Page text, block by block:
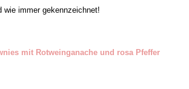
wie immer gekennzeichnet!
mit Rotweinganache und rosa Pfeffer